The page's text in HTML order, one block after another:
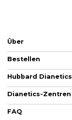
Über
Bestellen
Hubbard
Dianetics-Zentren
FAQ